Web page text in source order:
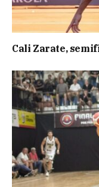
Cali Zarate,